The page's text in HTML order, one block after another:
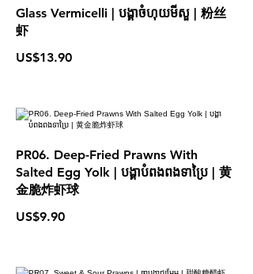
Glass Vermicelli | បង្គាចំហុយមីសួ | 粉丝
虾
US$13.90
PR06. Deep-Fried Prawns With
Salted Egg Yolk | បង្គាបំពងពងទាប្រៃ | 黄
金脆炸虾球
US$9.90